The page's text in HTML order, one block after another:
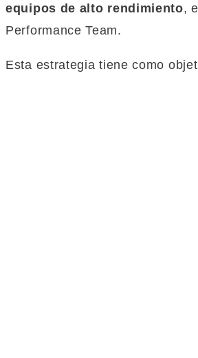
equipos de alto rendimiento,
Performance Team.
Esta estrategia tiene como